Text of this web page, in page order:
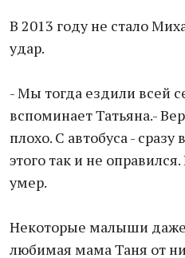
В 2013 году не стало
удар.
- Мы тогда ездили всей
вспоминает Татьяна.-
плохо. С автобуса -
этого так и не
умер.
Некоторые малыши даже
любимая мама Таня от